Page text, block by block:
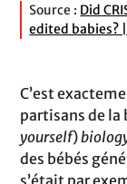
Source : Did
edited babies?
C’est
partisans de
yourself)
des bébés
s’était par